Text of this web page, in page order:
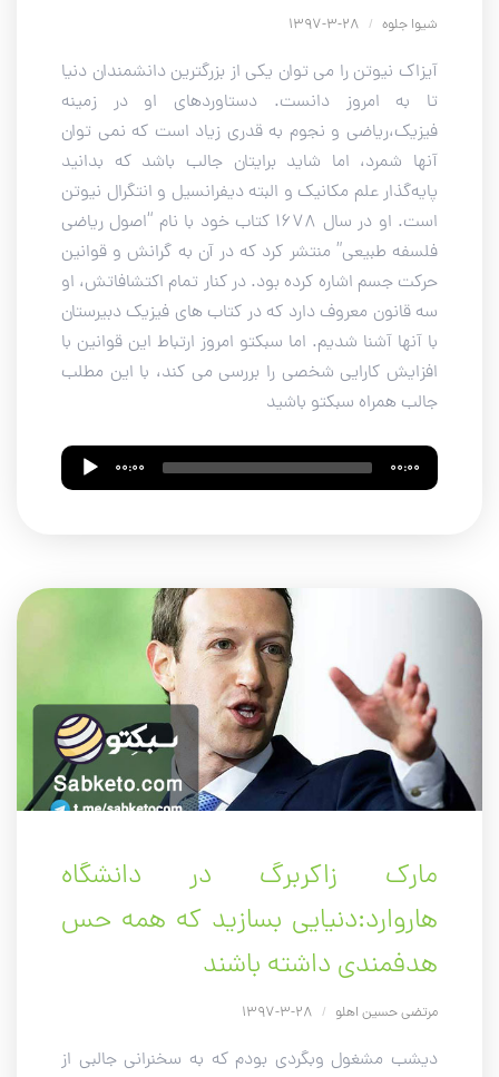
شیوا جلوه /
آیزاک نیوتن را می توان یکی از بزرگترین دانشمندان دنیا
تا به امروز دانست. دستاوردهای او در زمینه
فیزیک،ریاضی و نجوم به قدری زیاد است که نمی توان
آنها شمرد، اما شاید برایتان جالب باشد که بدانید
پایه‌گذار علم مکانیک و البته دیفرانسیل و انتگرال نیوتن
است. او در سال 1678 کتاب خود با نام “اصول ریاضی
فلسفه طبیعی” منتشر کرد که در آن به گرانش و قوانین
حرکت جسم اشاره کرده بود. در کنار تمام اکتشافاتش، او
سه قانون معروف دارد که در کتاب های فیزیک دبیرستان
با آنها آشنا شدیم. اما سبکتو امروز ارتباط این قوانین با
افزایش کارایی شخصی را بررسی می کند، با این مطلب
جالب همراه سبکتو باشید
Audio
Player
00:00 00:00
مارک زاکربرگ در دانشگاه
هاروارد:دنیایی بسازید که همه حس
هدفمندی داشته باشند
مرتضی حسین اهلو /
دیشب مشغول وبگردی بودم که به سخنرانی جالبی از